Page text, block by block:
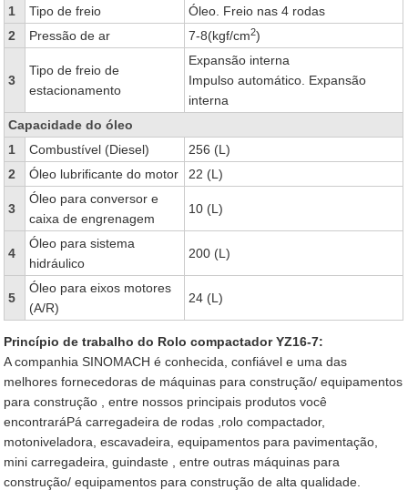
1
Tipo de freio
Óleo. Freio nas 4 rodas
2
Pressão de ar 7-8(kgf/cm2)
3
Tipo de freio de
estacionamento
Expansão interna
Impulso automático. Expansão
interna
Capacidade do óleo
1
Combustível (Diesel)
256 (L)
2
Óleo lubrificante do motor 22 (L)
3
Óleo para conversor e
caixa de engrenagem
10 (L)
4
Óleo para sistema
hidráulico
200 (L)
5
Óleo para eixos motores
(A/R)
24 (L)
Princípio de trabalho do Rolo compactador YZ16-7:
A companhia SINOMACH é conhecida, confiável e uma das
melhores fornecedoras de máquinas para construção/ equipamentos
para construção , entre nossos principais produtos você
encontraráPá carregadeira de rodas ,rolo compactador,
motoniveladora, escavadeira, equipamentos para pavimentação,
mini carregadeira, guindaste , entre outras máquinas para
construção/ equipamentos para construção de alta qualidade.